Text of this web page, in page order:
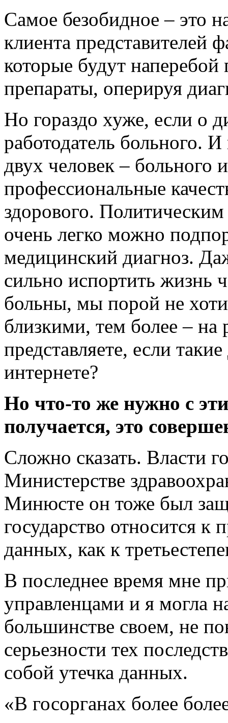
Самое безобидное – это
клиента представителей
которые будут
препараты, оперируя
Но гораздо хуже, если о
работодатель больного.
двух человек – больного
профессиональные
здорового.
очень легко можно
медицинский диагноз.
сильно испортить жизнь
больны, мы порой не
близкими, тем более – на
представляете, если
интернете?
Но что-то же нужно с
получается, это
Сложно сказать. Власти
Министерстве
Минюсте он тоже был
государство относится
данных, как к
В последнее время мне
управленцами и я могла
большинстве своем, не
серьезности тех
собой утечка данных.
«В госорганах более